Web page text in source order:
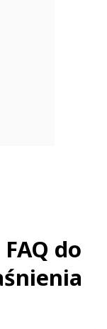
do